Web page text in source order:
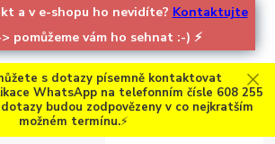
a v e-shopu ho nevidíte? Kontaktujte
pomůžeme vám ho sehnat :-) ⚡
s dotazy písemně kontaktovat
WhatsApp na telefonním čísle 608 255
dotazy budou zodpovězeny v co nejkratším
možném termínu.⚡